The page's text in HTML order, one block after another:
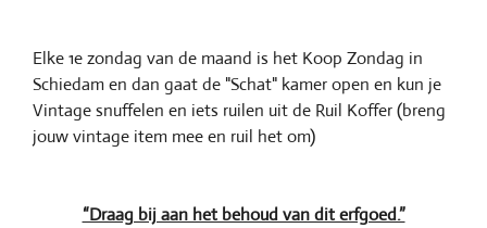
Elke 1e zondag van de maand is het Koop Zondag in
Schiedam en dan gaat de "Schat" kamer open en kun je
Vintage snuffelen en iets ruilen uit de Ruil Koffer (breng
jouw vintage item mee en ruil het om)
“Draag bij aan het behoud van dit erfgoed.”